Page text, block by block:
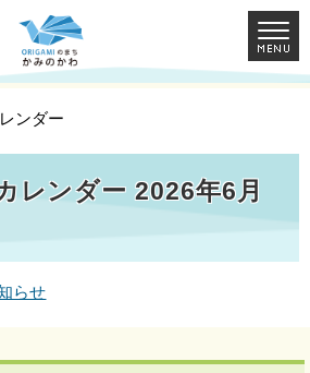
ンダー
レンダー 2026年6月
らせ